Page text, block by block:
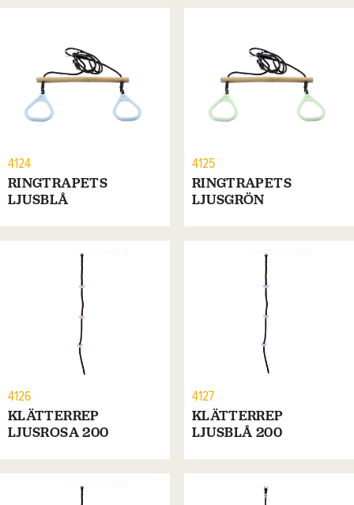
4124
RINGTRAPETS
LJUSBLÅ
4125
RINGTRAPETS
LJUSGRÖN
4126
KLÄTTERREP
LJUSROSA 200
4127
KLÄTTERREP
LJUSBLÅ 200